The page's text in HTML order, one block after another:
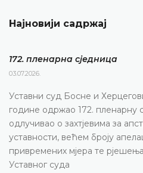
Најновији садржај
172. пленарна сједницa
03.07.2026.
Уставни суд Босне и
године одржао 172. пленарну
одлучивао о захтјевима за
уставности, већем броју
привремених мјера те
Уставног суда